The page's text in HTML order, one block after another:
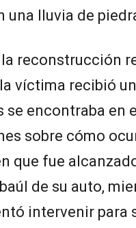
una lluvia de
reconstrucción
víctima recibió
se encontraba en
sobre cómo
que fue
de su auto,
intervenir para